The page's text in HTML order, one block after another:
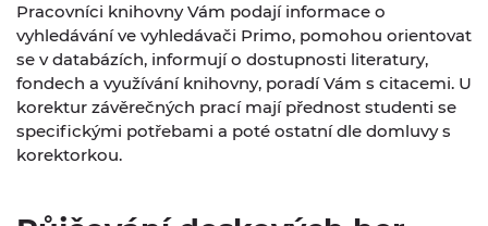
Pracovníci knihovny Vám podají informace o
vyhledávání ve vyhledávači Primo, pomohou orientovat
se v databázích, informují o dostupnosti literatury,
fondech a využívání knihovny, poradí Vám s citacemi. U
korektur závěrečných prací mají přednost studenti se
specifickými potřebami a poté ostatní dle domluvy s
korektorkou.